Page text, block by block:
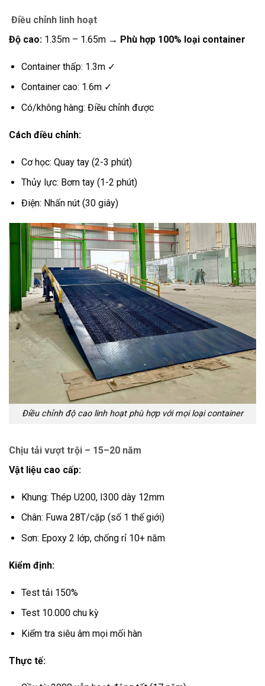
Điều chỉnh linh hoạt
Độ cao: 1.35m – 1.65m → Phù hợp 100% loại container
Container thấp: 1.3m ✓
Container cao: 1.6m ✓
Có/không hàng: Điều chỉnh được
Cách điều chỉnh:
Cơ học: Quay tay (2-3 phút)
Thủy lực: Bơm tay (1-2 phút)
Điện: Nhấn nút (30 giây)
Điều chỉnh độ cao linh hoạt phù hợp với mọi loại container
Chịu tải vượt trội – 15–20 năm
Vật liệu cao cấp:
Khung: Thép U200, I300 dày 12mm
Chân: Fuwa 28T/cặp (số 1 thế giới)
Sơn: Epoxy 2 lớp, chống rỉ 10+ năm
Kiểm định:
Test tải 150%
Test 10.000 chu kỳ
Kiểm tra siêu âm mọi mối hàn
Thực tế: